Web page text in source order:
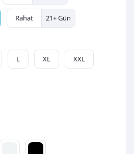
Rahat 21+ Gün
L XL XXL